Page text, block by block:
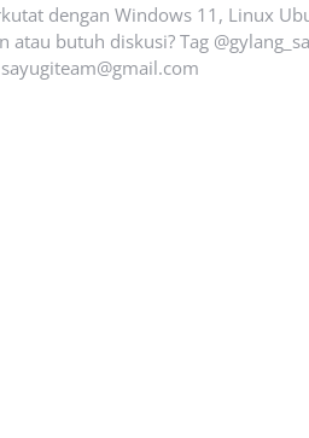
dengan Windows 11, Linux
atau butuh diskusi? Tag
sayugiteam@gmail.com